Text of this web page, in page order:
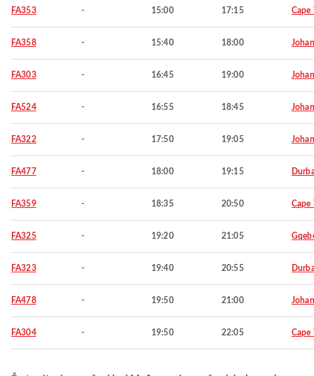
FA353 - 15:00 17:15 Cape
FA358 - 15:40 18:00
FA303 - 16:45 19:00
FA524 - 16:55 18:45
FA322 - 17:50 19:05
FA477 - 18:00 19:15
FA359 - 18:35 20:50 Cape
FA325 - 19:20 21:05
FA323 - 19:40 20:55
FA478 - 19:50 21:00
FA304 - 19:50 22:05 Cape